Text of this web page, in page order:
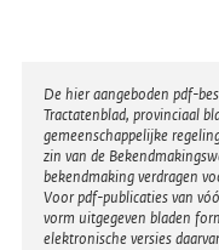
Disclaimer
De hier aangeboden pdf-
Tractatenblad, provinciaal
gemeenschappelijke
zin van de
bekendmaking verdragen
Voor pdf-publicaties van
vorm uitgegeven bladen
elektronische versies